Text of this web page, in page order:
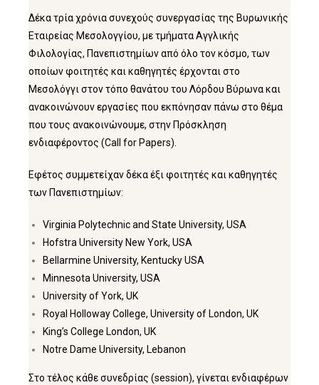
Δέκα τρία χρόνια συνεχούς συνεργασίας της Βυρωνικής
Εταιρείας Μεσολογγίου, με τμήματα Αγγλικής
Φιλολογίας, Πανεπιστημίων από όλο τον κόσμο, των
οποίων φοιτητές και καθηγητές έρχονται στο
Μεσολόγγι στον τόπο θανάτου του Λόρδου Βύρωνα και
ανακοινώνουν εργασίες που εκπόνησαν πάνω στο θέμα
που τους ανακοινώνουμε, στην Πρόσκληση
ενδιαφέροντος (Call for Papers).
Εφέτος συμμετείχαν δέκα έξι φοιτητές και καθηγητές
των Πανεπιστημίων:
Virginia Polytechnic and State University, USA
Hofstra University New York, USA
Bellarmine University, Kentucky USA
Minnesota University, USA
University of York, UK
Royal Holloway College, University of London, UK
King’s College London, UK
Notre Dame University, Lebanon
Στο τέλος κάθε συνεδρίας (session), γίνεται ενδιαφέρων